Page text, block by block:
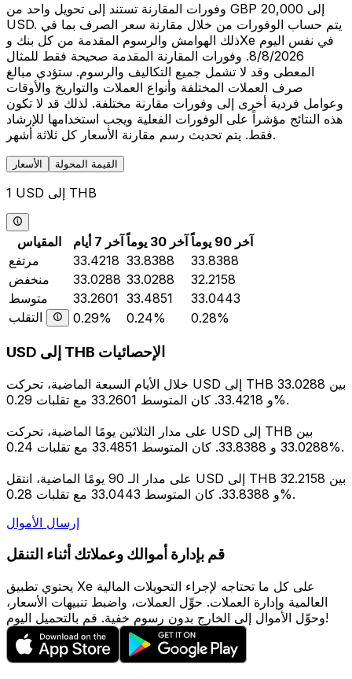
وفورات المقارنة تستند إلى تحويل واحد من GBP 20,000 إلى
USD. يتم حساب الوفورات من خلال مقارنة سعر الصرف بما في
ذلك الهوامش والرسوم المقدمة من كل بنك وXe في نفس اليوم
8/8/2026. وفورات المقارنة المقدمة صحيحة فقط للمثال
المعطى وقد لا تشمل جميع التكاليف والرسوم. ستؤدي مبالغ
صرف العملات المختلفة وأنواع العملات والتواريخ والأوقات
وعوامل فردية أخرى إلى وفورات مقارنة مختلفة. لذلك قد لا تكون
هذه النتائج مؤشراً على الوفورات الفعلية ويجب استخدامها للإرشاد
فقط. يتم تحديث رسم مقارنة الأسعار كل ثلاثة أشهر.
الأسعار القيمة المحولة
1 USD إلى THB
المقياس آخر 7 أيام آخر 30 يوماً
آخر 90 يوماً
مرتفع
33.4218 33.8388
33.8388
منخفض
33.0288 33.0288
32.2158
متوسط
33.2601 33.4851
33.0443
التقلب
0.29% 0.24% 0.28%
USD إلى THB الإحصائيات
خلال الأيام السبعة الماضية، تحركت USD إلى THB بين 33.0288
و 33.4218. كان المتوسط 33.2601 مع تقلبات 0.29%.
على مدار الثلاثين يومًا الماضية، تحركت USD إلى THB بين
33.0288 و 33.8388. كان المتوسط 33.4851 مع تقلبات 0.24%.
على مدار الـ 90 يومًا الماضية، انتقل USD إلى THB بين 32.2158
و 33.8388. كان المتوسط 33.0443 مع تقلبات 0.28%.
إرسال الأموال
قم بإدارة أموالك وعملاتك أثناء التنقل
يحتوي تطبيق Xe على كل ما تحتاجه لإجراء التحويلات المالية
العالمية وإدارة العملات. حوِّل العملات، واضبط تنبيهات الأسعار،
وحوِّل الأموال إلى الخارج بدون رسوم خفية. قم بالتحميل اليوم!